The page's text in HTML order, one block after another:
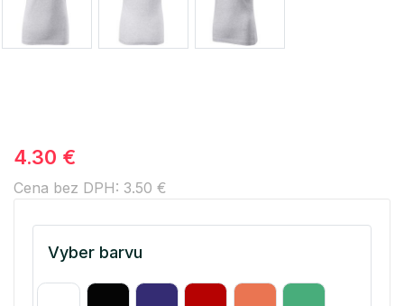
4.30 €
Cena bez DPH: 3.50 €
Vyber barvu